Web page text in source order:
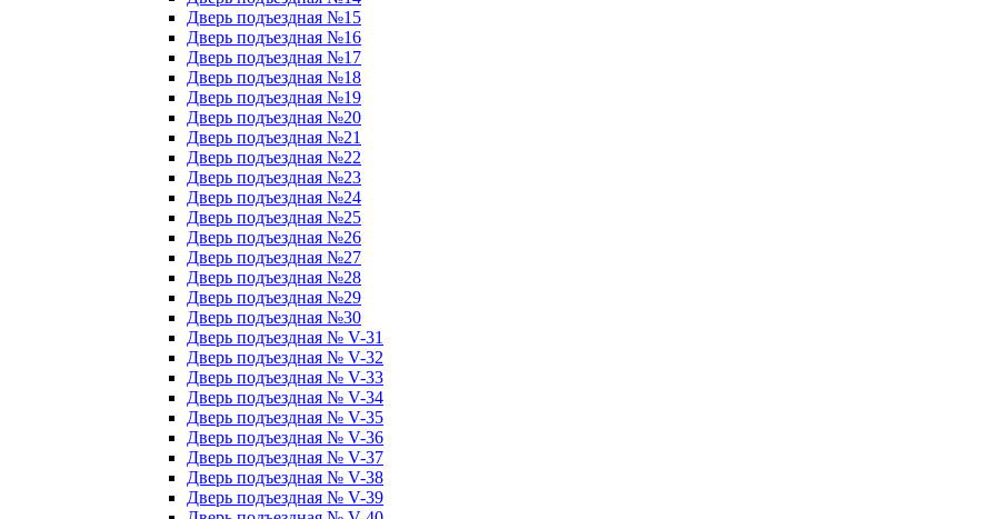
Дверь подъездная №15
Дверь подъездная №16
Дверь подъездная №17
Дверь подъездная №18
Дверь подъездная №19
Дверь подъездная №20
Дверь подъездная №21
Дверь подъездная №22
Дверь подъездная №23
Дверь подъездная №24
Дверь подъездная №25
Дверь подъездная №26
Дверь подъездная №27
Дверь подъездная №28
Дверь подъездная №29
Дверь подъездная №30
Дверь подъездная № V-31
Дверь подъездная № V-32
Дверь подъездная № V-33
Дверь подъездная № V-34
Дверь подъездная № V-35
Дверь подъездная № V-36
Дверь подъездная № V-37
Дверь подъездная № V-38
Дверь подъездная № V-39